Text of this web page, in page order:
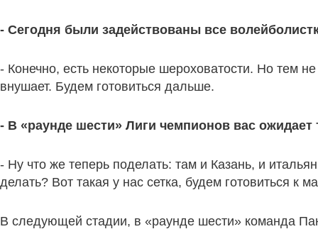
- Сегодня были задействованы все
- Конечно, есть некоторые шероховатости. Но тем
внушает. Будем готовиться дальше.
- В «раунде шести» Лиги чемпионов вас ожидает
- Ну что же теперь поделать: там и Казань, и
делать? Вот такая у нас сетка, будем готовиться к
В следующей стадии, в «раунде шести» команда